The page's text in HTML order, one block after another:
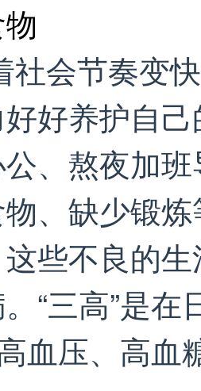
社会节奏变
好养护自
、熬夜加
、缺少锻
些不良的
“三高”是
血压、高血